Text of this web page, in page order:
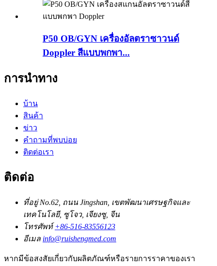
P50 OB/GYN เครื่องอัลตราซาวนด์
Doppler สีแบบพกพา...
การนำทาง
บ้าน
สินค้า
ข่าว
คำถามที่พบบ่อย
ติดต่อเรา
ติดต่อ
ที่อยู่ No.62, ถนน Jingshan, เขตพัฒนาเศรษฐกิจและ
เทคโนโลยี, ซูโจว, เจียงซู, จีน
โทรศัพท์ +86-516-83556123
อีเมล info@ruishengmed.com
หากมีข้อสงสัยเกี่ยวกับผลิตภัณฑ์หรือรายการราคาของเรา